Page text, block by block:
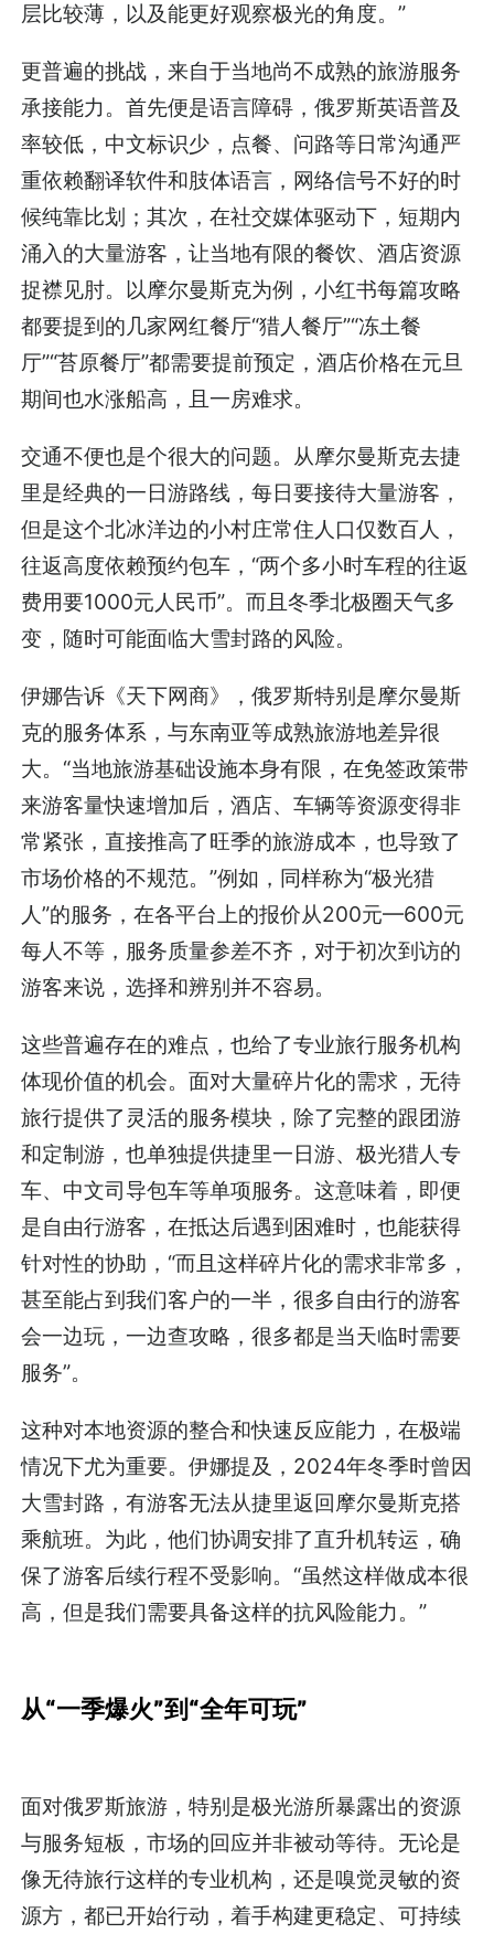
层比较薄，以及能更好观察极光的角度。”
更普遍的挑战，来自于当地尚不成熟的旅游服务
承接能力。首先便是语言障碍，俄罗斯英语普及
率较低，中文标识少，点餐、问路等日常沟通严
重依赖翻译软件和肢体语言，网络信号不好的时
候纯靠比划；其次，在社交媒体驱动下，短期内
涌入的大量游客，让当地有限的餐饮、酒店资源
捉襟见肘。以摩尔曼斯克为例，小红书每篇攻略
都要提到的几家网红餐厅“猎人餐厅”“冻土餐
厅”“苔原餐厅”都需要提前预定，酒店价格在元旦
期间也水涨船高，且一房难求。
交通不便也是个很大的问题。从摩尔曼斯克去捷
里是经典的一日游路线，每日要接待大量游客，
但是这个北冰洋边的小村庄常住人口仅数百人，
往返高度依赖预约包车，“两个多小时车程的往返
费用要1000元人民币”。而且冬季北极圈天气多
变，随时可能面临大雪封路的风险。
伊娜告诉《天下网商》，俄罗斯特别是摩尔曼斯
克的服务体系，与东南亚等成熟旅游地差异很
大。“当地旅游基础设施本身有限，在免签政策带
来游客量快速增加后，酒店、车辆等资源变得非
常紧张，直接推高了旺季的旅游成本，也导致了
市场价格的不规范。”例如，同样称为“极光猎
人”的服务，在各平台上的报价从200元—600元
每人不等，服务质量参差不齐，对于初次到访的
游客来说，选择和辨别并不容易。
这些普遍存在的难点，也给了专业旅行服务机构
体现价值的机会。面对大量碎片化的需求，无待
旅行提供了灵活的服务模块，除了完整的跟团游
和定制游，也单独提供捷里一日游、极光猎人专
车、中文司导包车等单项服务。这意味着，即便
是自由行游客，在抵达后遇到困难时，也能获得
针对性的协助，“而且这样碎片化的需求非常多，
甚至能占到我们客户的一半，很多自由行的游客
会一边玩，一边查攻略，很多都是当天临时需要
服务”。
这种对本地资源的整合和快速反应能力，在极端
情况下尤为重要。伊娜提及，2024年冬季时曾因
大雪封路，有游客无法从捷里返回摩尔曼斯克搭
乘航班。为此，他们协调安排了直升机转运，确
保了游客后续行程不受影响。“虽然这样做成本很
高，但是我们需要具备这样的抗风险能力。”
从“一季爆火”到“全年可玩”
面对俄罗斯旅游，特别是极光游所暴露出的资源
与服务短板，市场的回应并非被动等待。无论是
像无待旅行这样的专业机构，还是嗅觉灵敏的资
源方，都已开始行动，着手构建更稳定、可持续